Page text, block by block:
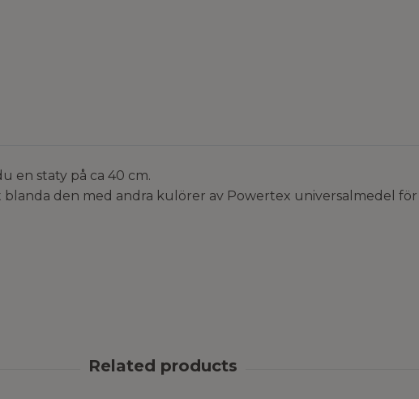
en staty på ca 40 cm.
den med andra kulörer av Powertex universalmedel för